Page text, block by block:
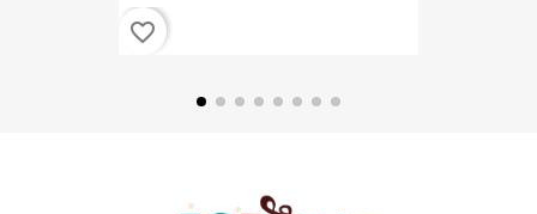
favorite_border